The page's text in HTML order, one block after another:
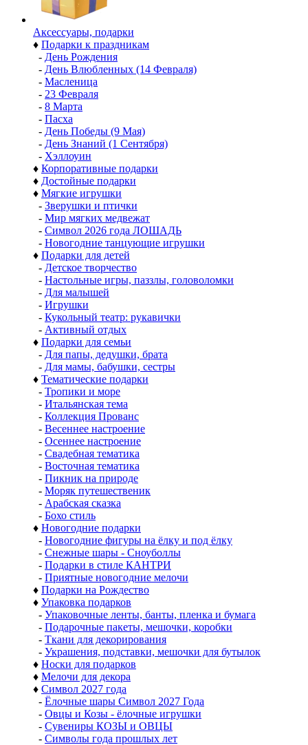
Аксессуары, подарки
♦ Подарки к праздникам
- День Рождения
- День Влюбленных (14 Февраля)
- Масленица
- 23 Февраля
- 8 Марта
- Пасха
- День Победы (9 Мая)
- День Знаний (1 Сентября)
- Хэллоуин
♦ Корпоративные подарки
♦ Достойные подарки
♦ Мягкие игрушки
- Зверушки и птички
- Мир мягких медвежат
- Символ 2026 года ЛОШАДЬ
- Новогодние танцующие игрушки
♦ Подарки для детей
- Детское творчество
- Настольные игры, паззлы, головоломки
- Для малышей
- Игрушки
- Кукольный театр: рукавички
- Активный отдых
♦ Подарки для семьи
- Для папы, дедушки, брата
- Для мамы, бабушки, сестры
♦ Тематические подарки
- Тропики и море
- Итальянская тема
- Коллекция Прованс
- Весеннее настроение
- Осеннее настроение
- Свадебная тематика
- Восточная тематика
- Пикник на природе
- Моряк путешественик
- Арабская сказка
- Бохо стиль
♦ Новогодние подарки
- Новогодние фигуры на ёлку и под ёлку
- Снежные шары - Сноуболлы
- Подарки в стиле КАНТРИ
- Приятные новогодние мелочи
♦ Подарки на Рождество
♦ Упаковка подарков
- Упаковочные ленты, банты, пленка и бумага
- Подарочные пакеты, мешочки, коробки
- Ткани для декорирования
- Украшения, подставки, мешочки для бутылок
♦ Носки для подарков
♦ Мелочи для декора
♦ Символ 2027 года
- Ёлочные шары Символ 2027 Года
- Овцы и Козы - ёлочные игрушки
- Сувениры КОЗЫ и ОВЦЫ
- Символы года прошлых лет